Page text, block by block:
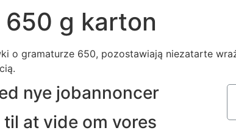
g karton
o gramaturze 650, pozostawiają niezatarte
nye jobannoncer
at vide om vores